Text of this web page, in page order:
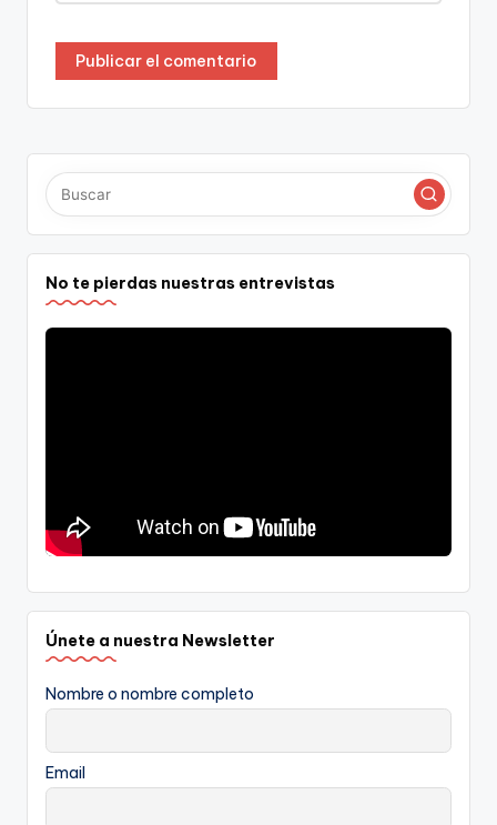
No te pierdas nuestras entrevistas
Únete a nuestra Newsletter
Nombre o nombre completo
Email